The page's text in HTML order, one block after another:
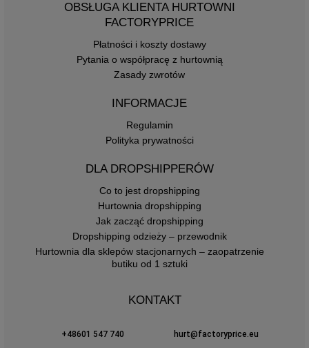
OBSŁUGA KLIENTA HURTOWNI
FACTORYPRICE
Płatności i koszty dostawy
Pytania o współpracę z hurtownią
Zasady zwrotów
INFORMACJE
Regulamin
Polityka prywatności
DLA DROPSHIPPERÓW
Co to jest dropshipping
Hurtownia dropshipping
Jak zacząć dropshipping
Dropshipping odzieży – przewodnik
Hurtownia dla sklepów stacjonarnych – zaopatrzenie
butiku od 1 sztuki
KONTAKT
+48601 547 740 hurt@factoryprice.eu